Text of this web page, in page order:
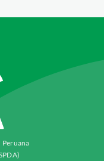
Peruana